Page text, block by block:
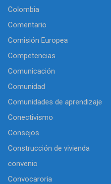
Colombia
Comentario
Comisión Europea
Competencias
Comunicación
Comunidad
Comunidades de aprendizaje
Conectivismo
Consejos
Construcción de vivienda
convenio
Convocaroria